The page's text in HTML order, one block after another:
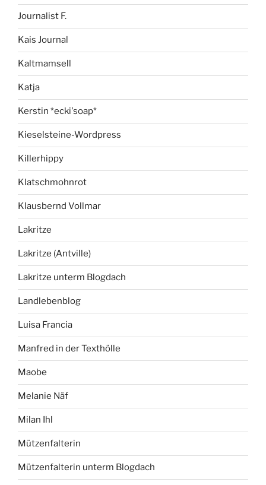
Journalist F.
Kais Journal
Kaltmamsell
Katja
Kerstin *ecki'soap*
Kieselsteine-Wordpress
Killerhippy
Klatschmohnrot
Klausbernd Vollmar
Lakritze
Lakritze (Antville)
Lakritze unterm Blogdach
Landlebenblog
Luisa Francia
Manfred in der Texthölle
Maobe
Melanie Näf
Milan Ihl
Mützenfalterin
Mützenfalterin unterm Blogdach